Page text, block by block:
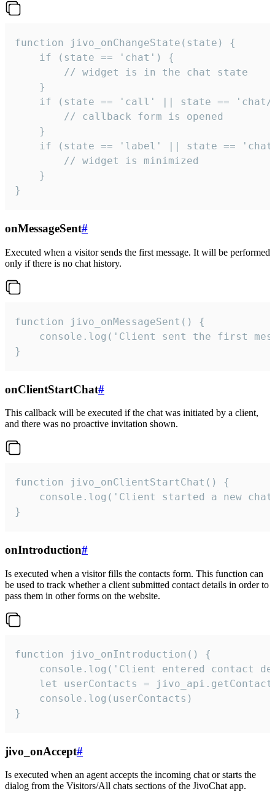
function jivo_onChangeState(state) {
    if (state == 'chat') {
        // widget is in the chat state
    }
if (state == 'call' || state ==
        // callback form is opened
    }
if (state == 'label' || state ==
        // widget is minimized
    }
}
onMessageSent#
Executed when a visitor sends the first message. It will be performed
only if there is no chat history.
function jivo_onMessageSent() {
console.log('Client sent the first
}
onClientStartChat#
This callback will be executed if the chat was initiated by a client,
and there was no proactive invitation shown.
function jivo_onClientStartChat() {
console.log('Client started a new
}
onIntroduction#
Is executed when a visitor fills the contacts form. This function can
be used to track whether a client submitted contact details in order to
pass them in other forms on the website.
function jivo_onIntroduction() {
console.log('Client entered contact
let userContacts =
    console.log(userContacts)
}
jivo_onAccept#
Is executed when an agent accepts the incoming chat or starts the
dialog from the Visitors/All chats sections of the JivoChat app.